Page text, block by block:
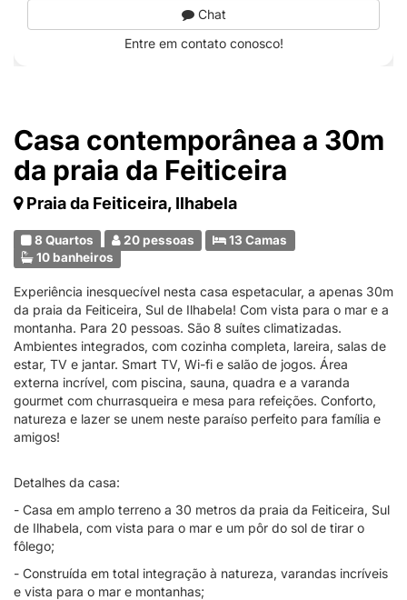
Casa contemporânea a 30m
da praia da Feiticeira
Praia da Feiticeira, Ilhabela
8 Quartos 20 pessoas
13 Camas
10 banheiros
Experiência inesquecível nesta casa espetacular, a apenas 30m
da praia da Feiticeira, Sul de Ilhabela! Com vista para o mar e a
montanha. Para 20 pessoas. São 8 suítes climatizadas.
Ambientes integrados, com cozinha completa, lareira, salas de
estar, TV e jantar. Smart TV, Wi-fi e salão de jogos. Área
externa incrível, com piscina, sauna, quadra e a varanda
gourmet com churrasqueira e mesa para refeições. Conforto,
natureza e lazer se unem neste paraíso perfeito para família e
amigos!
Detalhes da casa:
- Casa em amplo terreno a 30 metros da praia da Feiticeira, Sul
de Ilhabela, com vista para o mar e um pôr do sol de tirar o
fôlego;
- Construída em total integração à natureza, varandas incríveis
e vista para o mar e montanhas;
Chat
Entre em contato conosco!